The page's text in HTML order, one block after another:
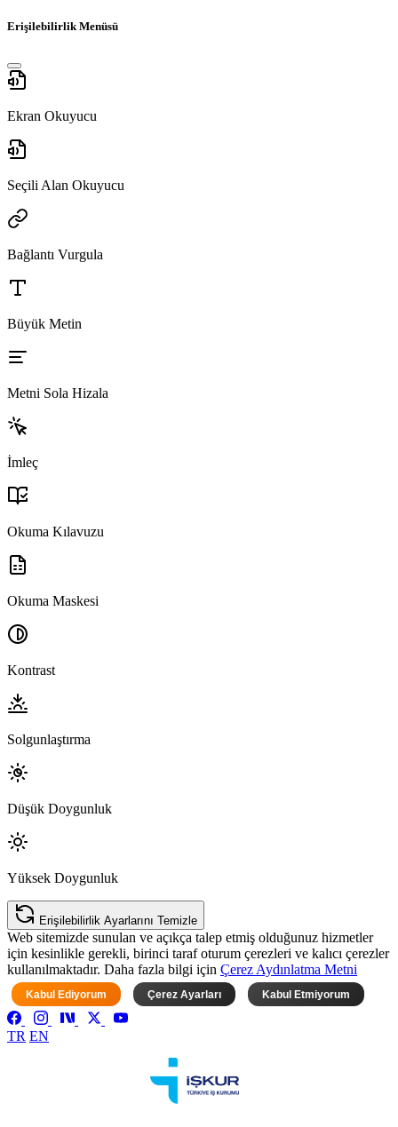
Erişilebilirlik Menüsü
Ekran Okuyucu
Seçili Alan Okuyucu
Bağlantı Vurgula
Büyük Metin
Metni Sola Hizala
İmleç
Okuma Kılavuzu
Okuma Maskesi
Kontrast
Solgunlaştırma
Düşük Doygunluk
Yüksek Doygunluk
Erişilebilirlik Ayarlarını Temizle
Web sitemizde sunulan ve açıkça talep etmiş olduğunuz hizmetler
için kesinlikle gerekli, birinci taraf oturum çerezleri ve kalıcı çerezler
kullanılmaktadır. Daha fazla bilgi için Çerez Aydınlatma Metni
Kabul Ediyorum Çerez Ayarları Kabul Etmiyorum
TR EN